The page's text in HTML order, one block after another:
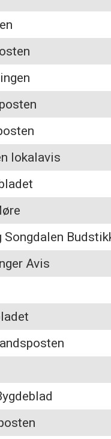
lokalavis
Songdalen
Avis